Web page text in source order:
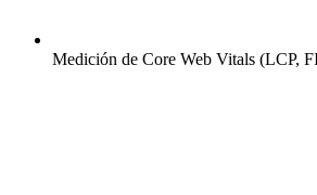
Medición de Core Web Vitals (LCP,